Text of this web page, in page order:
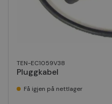
TEN-EC1059V38
Pluggkabel
Få igjen på nettlager